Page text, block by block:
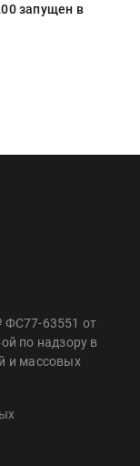
запущен в
ФС77-63551 от
по надзору в
и массовых